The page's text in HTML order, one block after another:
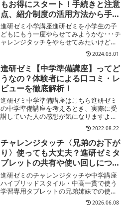
もお得にスタート！手続きと注意
点、紹介制度の活用方法から手数
料まで詳しく解説
進研ゼミ小学講座進研ゼミを小学生の子
どもにもう一度やらせてみようかな･･･チ
ャレンジタッチをやらせてみたいけど、
一度やめたらどうなるの？進研ゼミ小学
講座（チャレンジ/チャレンジタッチ）で
はいつでも再入会可能となっています！
ここでは進研ゼミ小...
2024.03.01
進研ゼミ【中学準備講座】ってど
うなの？体験者による口コミ・レ
ビューを徹底解析！
進研ゼミ中学準備講座はこちら進研ゼミ
の中学準備講座を考えるとき、実際に受
講していた人の感想が気になりますよ
ね？ここでは進研ゼミ中学準備講座の受
講経験がある人の体験談をご紹介しま
す。実際に受講した本人や子どもに受け
させていた保護者の方の口コミ...
2022.08.22
チャレンジタッチ〈兄弟のお下が
り〉使っても大丈夫？進研ゼミタ
ブレットの共有や使い回しについ
て解説します
進研ゼミのチャレンジタッチや中学講座
ハイブリッドスタイル・中高一貫で使う
学習専用タブレットの兄弟姉妹での使用
について解説します。1台のタブレットで
は兄弟であっても進研ゼミでは複数人で
2026.06.08